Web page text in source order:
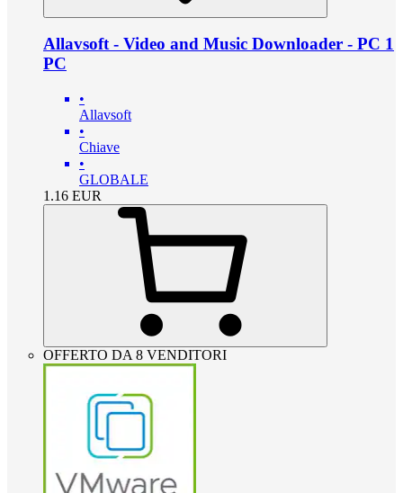
Allavsoft - Video and Music Downloader - PC 1
PC
•
Allavsoft
•
Chiave
•
GLOBALE
1.16 EUR
OFFERTO DA 8 VENDITORI